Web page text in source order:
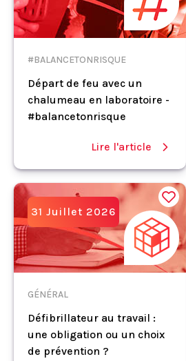
#BALANCETONRISQUE
Départ de feu avec un
chalumeau en laboratoire -
#balancetonrisque
Lire l'article
31 Juillet 2026
GÉNÉRAL
Défibrillateur au travail :
une obligation ou un choix
de prévention ?